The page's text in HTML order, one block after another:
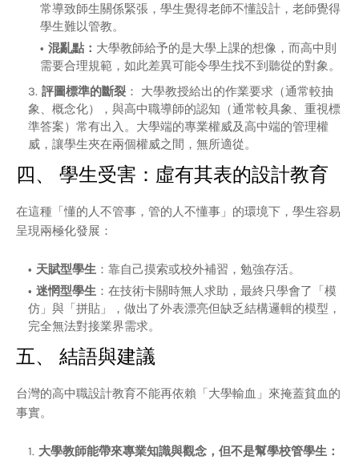
常導致師生關係緊張，學生覺得老師不懂設計，老師覺得
學生難以管教。
混亂點： 大學教師給予的是大學上課的想像，而高中則
需要合理規範，如此差異可能令學生找不到聽從的對象。
評圖標準的斷裂 ： 大學教授給出的作業要求（通常較抽
象、概念化），與高中職導師的認知（通常較具象、重視標
準答案）常有出入。大學端的專業權威及高中端的管理權
威，讓學生夾在兩個權威之間，無所適從。
四、 學生受害：虛有其表的設計教育
在這種「懂的人不管事，管的人不懂事」的環境下，學生容易
呈現兩極化發展：
天賦型學生 ：靠自己摸索或校外補習，勉強存活。
迷惘型學生 ：在技術卡關時無人求助，最終只學會了「模
仿」與「拼貼」，做出了外表漂亮但缺乏結構邏輯的模型，
完全無法對接業界需求。
五、 結語與建議
台灣的高中職設計教育不能再依賴「大學輸血」來掩蓋貧血的
事實。
大學教師能帶來專業知識與觀念，但不是幫學校管學生：